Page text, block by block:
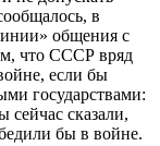
в
общения с
что СССР вряд
если бы
государствами:
сейчас сказали,
бы в войне.